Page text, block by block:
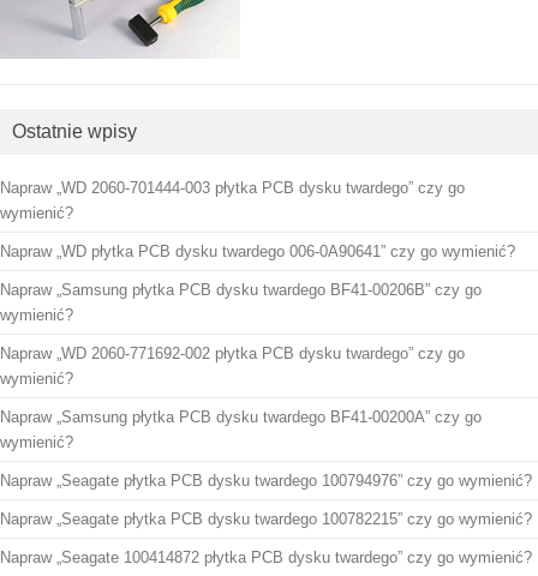
Ostatnie wpisy
Napraw „WD 2060-701444-003 płytka PCB dysku twardego” czy go
wymienić?
Napraw „WD płytka PCB dysku twardego 006-0A90641” czy go wymienić?
Napraw „Samsung płytka PCB dysku twardego BF41-00206B” czy go
wymienić?
Napraw „WD 2060-771692-002 płytka PCB dysku twardego” czy go
wymienić?
Napraw „Samsung płytka PCB dysku twardego BF41-00200A” czy go
wymienić?
Napraw „Seagate płytka PCB dysku twardego 100794976” czy go wymienić?
Napraw „Seagate płytka PCB dysku twardego 100782215” czy go wymienić?
Napraw „Seagate 100414872 płytka PCB dysku twardego” czy go wymienić?